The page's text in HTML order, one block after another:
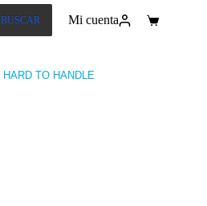
BUSCAR Mi cuenta
Carro
HARD TO HANDLE